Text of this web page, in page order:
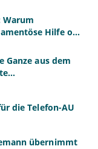
Warum
Hilfe oft
Ganze aus dem
die Telefon-AU
übernimmt